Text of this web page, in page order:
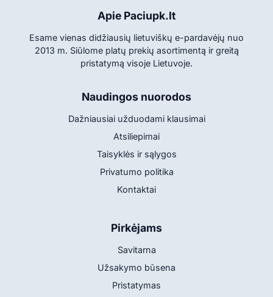
Apie Paciupk.lt
Esame vienas didžiausių lietuviškų e-pardavėjų nuo
2013 m. Siūlome platų prekių asortimentą ir greitą
pristatymą visoje Lietuvoje.
Naudingos nuorodos
Dažniausiai užduodami klausimai
Atsiliepimai
Taisyklės ir sąlygos
Privatumo politika
Kontaktai
Pirkėjams
Savitarna
Užsakymo būsena
Pristatymas